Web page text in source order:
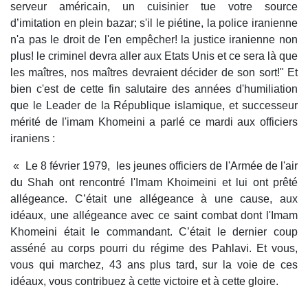
serveur américain, un cuisinier tue votre source
d’imitation en plein bazar; s'il le piétine, la police iranienne
n'a pas le droit de l'en empêcher! la justice iranienne non
plus! le criminel devra aller aux Etats Unis et ce sera là que
les maîtres, nos maîtres devraient décider de son sort!" Et
bien c'est de cette fin salutaire des années d'humiliation
que le Leader de la République islamique, et successeur
mérité de l'imam Khomeini a parlé ce mardi aux officiers
iraniens :
« Le 8 février 1979, les jeunes officiers de l'Armée de l'air
du Shah ont rencontré l'Imam Khoimeini et lui ont prêté
allégeance. C’était une allégeance à une cause, aux
idéaux, une allégeance avec ce saint combat dont l'Imam
Khomeini était le commandant. C’était le dernier coup
asséné au corps pourri du régime des Pahlavi. Et vous,
vous qui marchez, 43 ans plus tard, sur la voie de ces
idéaux, vous contribuez à cette victoire et à cette gloire.